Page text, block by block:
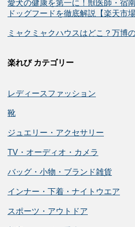
愛犬の健康を第一に！獣医師・宿
ドッグフードを徹底解説【楽天市場
ミャクミャクハウスはどこ？万博
楽れび カテゴリー
レディースファッション
靴
ジュエリー・アクセサリー
TV・オーディオ・カメラ
バッグ・小物・ブランド雑貨
インナー・下着・ナイトウエア
スポーツ・アウトドア